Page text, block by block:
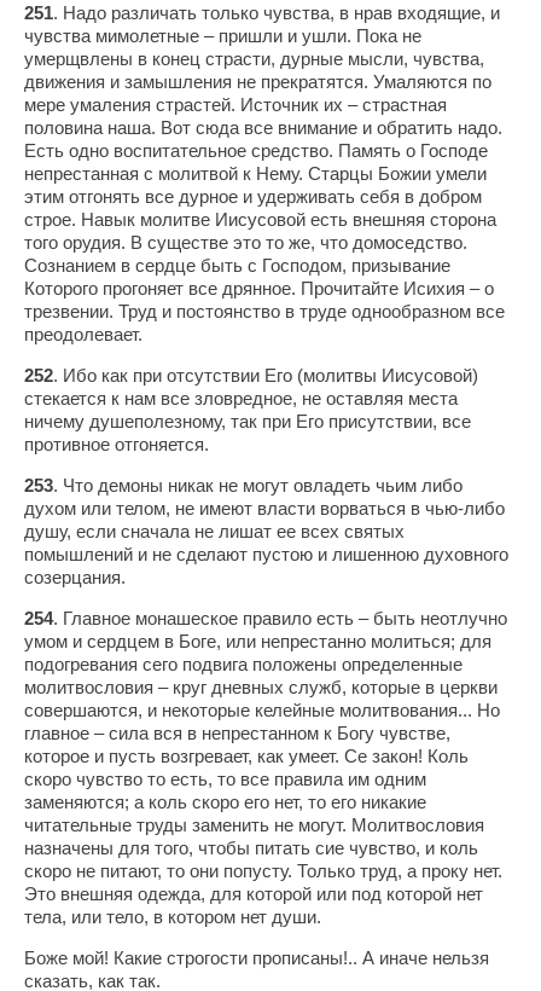
251. Надо различать только чувства, в нрав входящие, и
чувства мимолетные – пришли и ушли. Пока не
умерщвлены в конец страсти, дурные мысли, чувства,
движения и замышления не прекратятся. Умаляются по
мере умаления страстей. Источник их – страстная
половина наша. Вот сюда все внимание и обратить надо.
Есть одно воспитательное средство. Память о Господе
непрестанная с молитвой к Нему. Старцы Божии умели
этим отгонять все дурное и удерживать себя в добром
строе. Навык молитве Иисусовой есть внешняя сторона
того орудия. В существе это то же, что домоседство.
Сознанием в сердце быть с Господом, призывание
Которого прогоняет все дрянное. Прочитайте Исихия – о
трезвении. Труд и постоянство в труде однообразном все
преодолевает.
252. Ибо как при отсутствии Его (молитвы Иисусовой)
стекается к нам все зловредное, не оставляя места
ничему душеполезному, так при Его присутствии, все
противное отгоняется.
253. Что демоны никак не могут овладеть чьим либо
духом или телом, не имеют власти ворваться в чью-либо
душу, если сначала не лишат ее всех святых
помышлений и не сделают пустою и лишенною духовного
созерцания.
254. Главное монашеское правило есть – быть неотлучно
умом и сердцем в Боге, или непрестанно молиться; для
подогревания сего подвига положены определенные
молитвословия – круг дневных служб, которые в церкви
совершаются, и некоторые келейные молитвования... Но
главное – сила вся в непрестанном к Богу чувстве,
которое и пусть возгревает, как умеет. Се закон! Коль
скоро чувство то есть, то все правила им одним
заменяются; а коль скоро его нет, то его никакие
читательные труды заменить не могут. Молитвословия
назначены для того, чтобы питать сие чувство, и коль
скоро не питают, то они попусту. Только труд, а проку нет.
Это внешняя одежда, для которой или под которой нет
тела, или тело, в котором нет души.
Боже мой! Какие строгости прописаны!.. А иначе нельзя
сказать, как так.